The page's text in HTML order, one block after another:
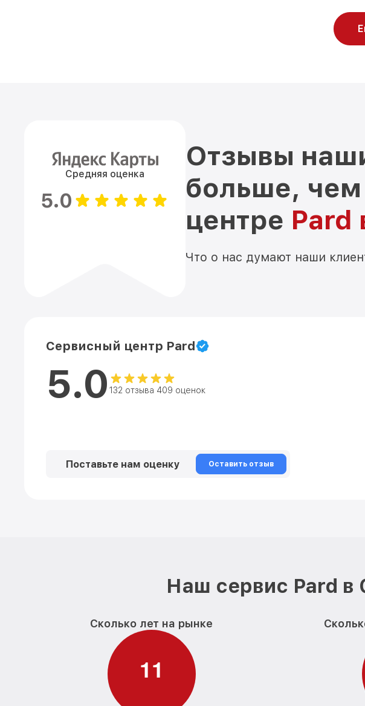
Средняя оценка
5.0
Отзывы
больше,
центре Pard
Что о нас думают наши
Сервисный центр Pard
5.0 132 отзыва 409 оценок
Поставьте нам оценку Оставить отзыв
Наш сервис Pard в
Сколько лет на рынке
11